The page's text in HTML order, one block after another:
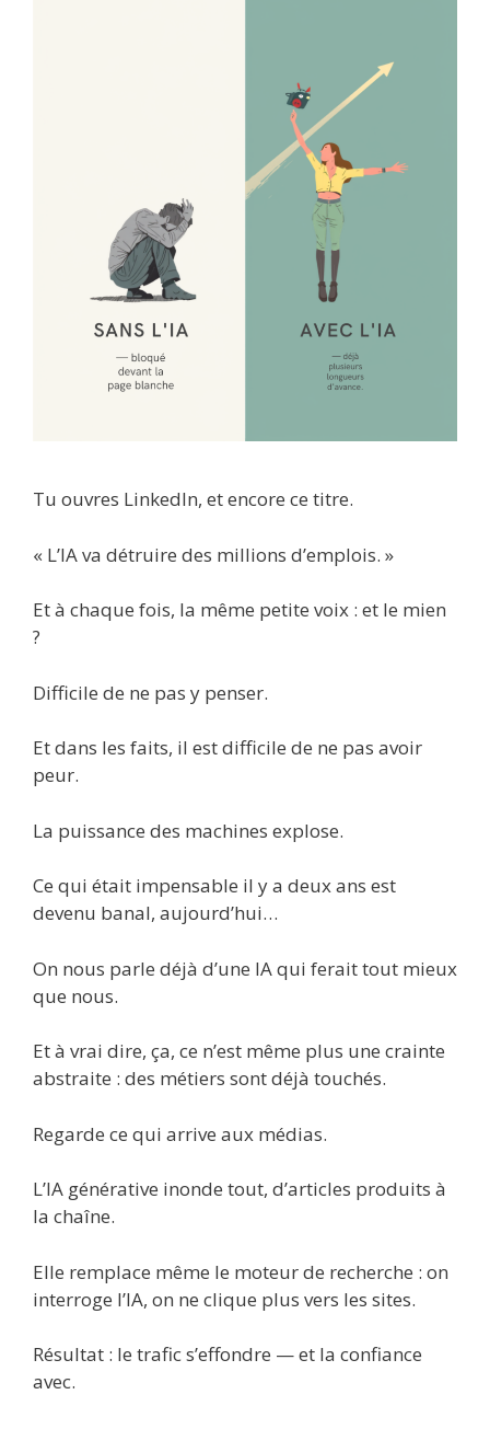
Tu ouvres LinkedIn, et encore ce titre.
« L’IA va détruire des millions d’emplois. »
Et à chaque fois, la même petite voix : et le mien
?
Difficile de ne pas y penser.
Et dans les faits, il est difficile de ne pas avoir
peur.
La puissance des machines explose.
Ce qui était impensable il y a deux ans est
devenu banal, aujourd’hui…
On nous parle déjà d’une IA qui ferait tout mieux
que nous.
Et à vrai dire, ça, ce n’est même plus une crainte
abstraite : des métiers sont déjà touchés.
Regarde ce qui arrive aux médias.
L’IA générative inonde tout, d’articles produits à
la chaîne.
Elle remplace même le moteur de recherche : on
interroge l’IA, on ne clique plus vers les sites.
Résultat : le trafic s’effondre — et la confiance
avec.